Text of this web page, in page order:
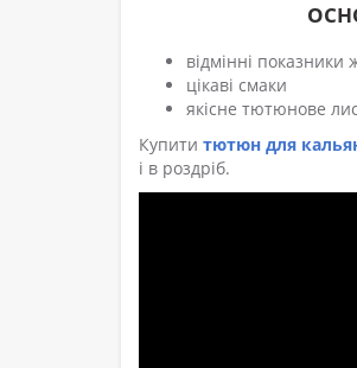
відмінні показники
цікаві смаки
якісне тютюнове
Купити тютюн для
і в роздріб.